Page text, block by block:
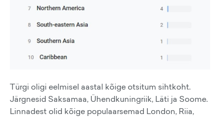
Türgi oligi eelmisel aastal kõige otsitum sihtkoht.
Järgnesid Saksamaa, Ühendkuningriik, Läti ja Soome.
Linnadest olid kõige populaarsemad London, Riia,